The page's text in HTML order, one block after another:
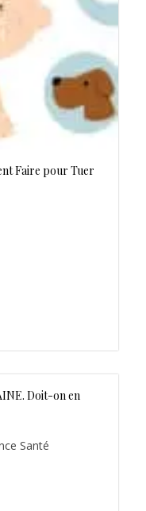
Faire pour Tuer
Doit-on en
Santé